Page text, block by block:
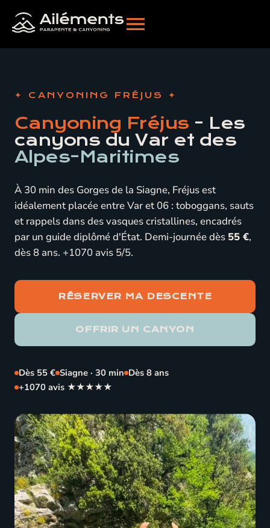
CANYONING FRÉJUS
Canyoning Fréjus - Les
canyons du Var et des
Alpes-Maritimes
À 30 min des Gorges de la Siagne, Fréjus est
idéalement placée entre Var et 06 : toboggans, sauts
et rappels dans des vasques cristallines, encadrés
par un guide diplômé d'État. Demi-journée dès 55 €,
dès 8 ans. +1070 avis 5/5.
RÉSERVER MA DESCENTE
OFFRIR UN CANYON
Dès 55 € Siagne · 30 min Dès 8 ans
+1070 avis ★★★★★